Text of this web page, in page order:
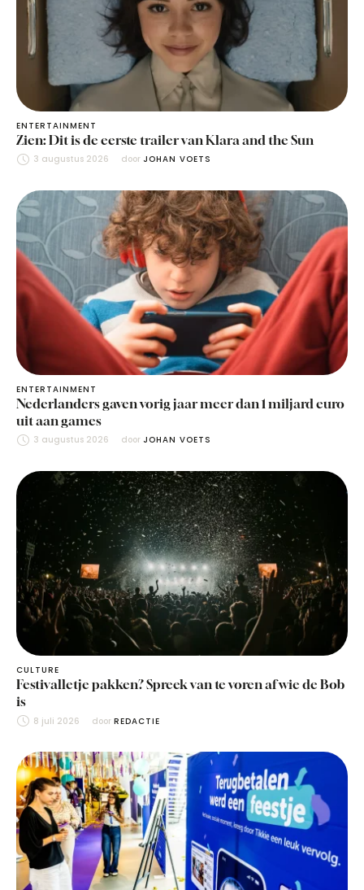
ENTERTAINMENT
Zien: Dit is de eerste trailer van Klara and the Sun
3 augustus 2026 door JOHAN VOETS
ENTERTAINMENT
Nederlanders gaven vorig jaar meer dan 1 miljard euro
uit aan games
3 augustus 2026 door JOHAN VOETS
CULTURE
Festivalletje pakken? Spreek van te voren af wie de Bob
is
8 juli 2026 door REDACTIE